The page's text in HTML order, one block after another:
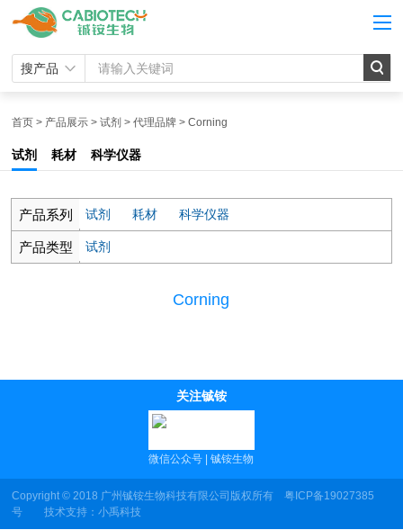
搜产品
首页 > 产品展示 >试剂 >代理品牌 >Corning
试剂 耗材 科学仪器
产品系列 试剂 耗材 科学仪器
产品类型 试剂
Corning
关注铖铵
微信公众号 | 铖铵生物
Copyright © 2018 广州铖铵生物科技有限公司版权所有粤ICP备19027385
号 技术支持：小禹科技